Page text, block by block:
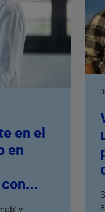
en el
en
y